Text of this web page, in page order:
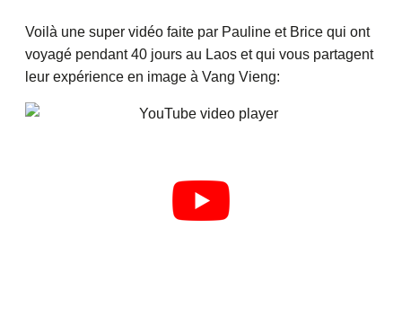
Voilà une super vidéo faite par Pauline et Brice qui ont
voyagé pendant 40 jours au Laos et qui vous partagent
leur expérience en image à Vang Vieng: